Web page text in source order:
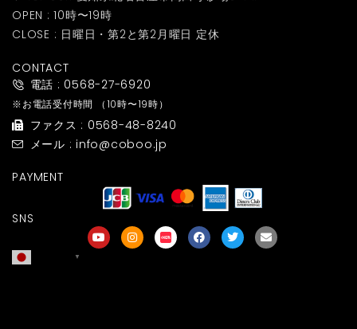
OPEN : 10時〜19時
CLOSE : 日曜日・第2と第2月曜日 定休
CONTACT
電話 : 0568-27-6920
※お電話受付時間 （10時〜19時）
ファクス : 0568-48-8240
メール : info@coboo.jp
PAYMENT
SNS
▼